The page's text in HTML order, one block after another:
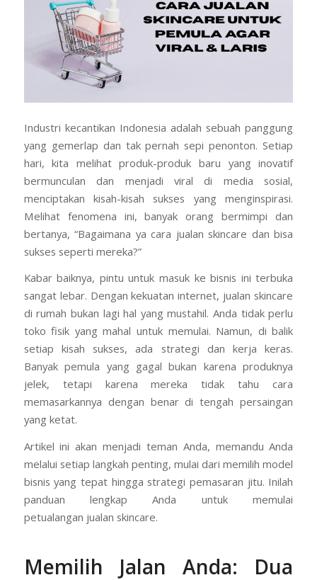
Industri kecantikan Indonesia adalah sebuah panggung
yang gemerlap dan tak pernah sepi penonton. Setiap
hari, kita melihat produk-produk baru yang inovatif
bermunculan dan menjadi viral di media sosial,
menciptakan kisah-kisah sukses yang menginspirasi.
Melihat fenomena ini, banyak orang bermimpi dan
bertanya, “Bagaimana ya cara jualan skincare dan bisa
sukses seperti mereka?”
Kabar baiknya, pintu untuk masuk ke bisnis ini terbuka
sangat lebar. Dengan kekuatan internet, jualan skincare
di rumah bukan lagi hal yang mustahil. Anda tidak perlu
toko fisik yang mahal untuk memulai. Namun, di balik
setiap kisah sukses, ada strategi dan kerja keras.
Banyak pemula yang gagal bukan karena produknya
jelek, tetapi karena mereka tidak tahu cara
memasarkannya dengan benar di tengah persaingan
yang ketat.
Artikel ini akan menjadi teman Anda, memandu Anda
melalui setiap langkah penting, mulai dari memilih model
bisnis yang tepat hingga strategi pemasaran jitu. Inilah
panduan lengkap Anda untuk memulai
petualangan jualan skincare.
Memilih Jalan Anda: Dua